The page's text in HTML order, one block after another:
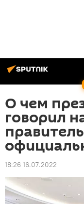
О чем
говорил
18:26 16.07.2022